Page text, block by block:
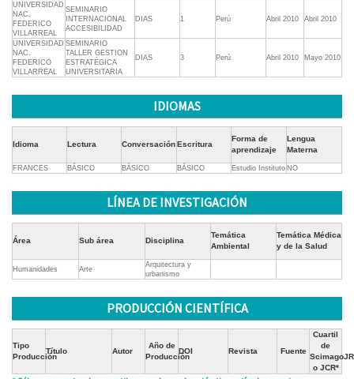
UNIVERSIDAD
NAC.
FEDERICO
VILLARREAL
SEMINARIO
INTERNACIONAL
ACCESIBILIDAD
DIAS 1 Perú Abril 2010 Abril 2010
UNIVERSIDAD
NAC.
FEDERICO
VILLARREAL
SEMINARIO
TALLER GESTION
ESTRATÉGICA
UNIVERSITARIA
DIAS 3 Perú Abril 2010 Mayo 2010
IDIOMAS
Idioma Lectura ConversaciónEscritura
Forma de
aprendizaje
Lengua
Materna
FRANCES BÁSICO BÁSICO BÁSICO Estudio Instituto NO
LÍNEA DE INVESTIGACIÓN
Área Sub área Disciplina
Temática
Ambiental
Temática Médica
y de la Salud
Humanidades Arte
Arquitectura y
urbanismo
PRODUCCIÓN CIENTÍFICA
Tipo
Producción
Título Autor
Año de
Producción
DOI Revista Fuente
Cuartil
de
ScimagoJR
o JCR*